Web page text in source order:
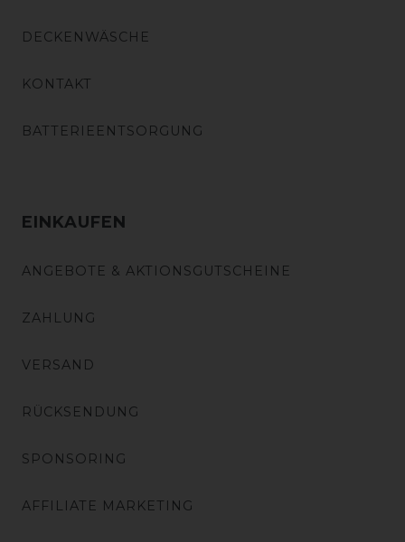
DECKENWÄSCHE
KONTAKT
BATTERIEENTSORGUNG
EINKAUFEN
ANGEBOTE & AKTIONSGUTSCHEINE
ZAHLUNG
VERSAND
RÜCKSENDUNG
SPONSORING
AFFILIATE MARKETING